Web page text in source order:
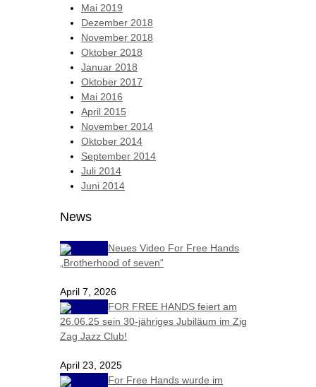
Mai 2019
Dezember 2018
November 2018
Oktober 2018
Januar 2018
Oktober 2017
Mai 2016
April 2015
November 2014
Oktober 2014
September 2014
Juli 2014
Juni 2014
News
Neues Video For Free Hands
„Brotherhood of seven“
April 7, 2026
FOR FREE HANDS feiert am
26.06.25 sein 30-jähriges Jubiläum im Zig
Zag Jazz Club!
April 23, 2025
For Free Hands wurde im